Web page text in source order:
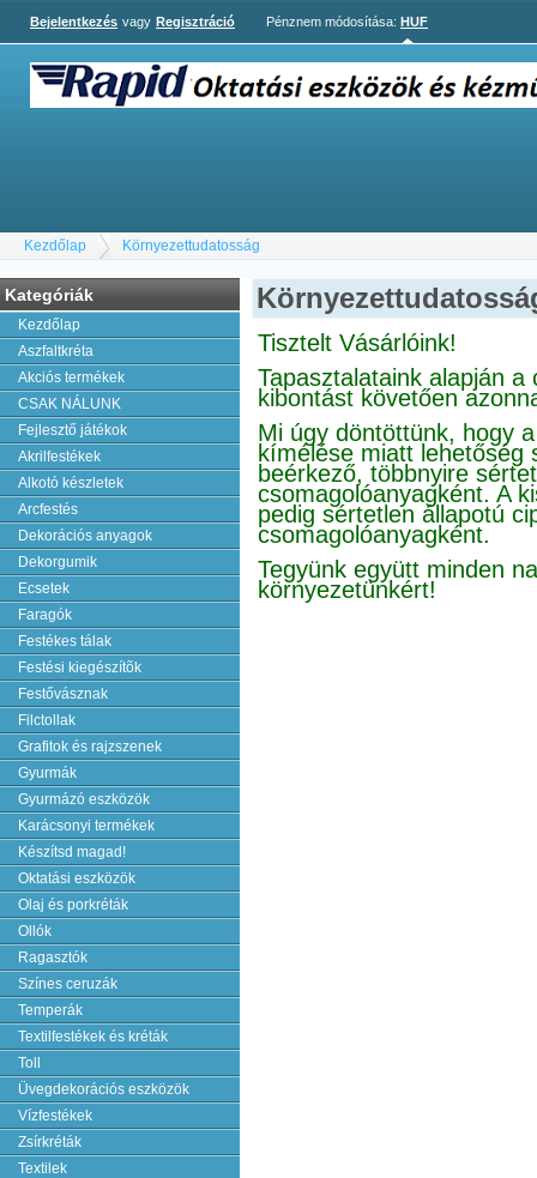
Bejelentkezés vagy Regisztráció Pénznem módosítása: HUF
Kezdőlap Környezettudatosság
Kategóriák
Kezdőlap
Aszfaltkréta
Akciós termékek
CSAK NÁLUNK
Fejlesztő játékok
Akrilfestékek
Alkotó készletek
Arcfestés
Dekorációs anyagok
Dekorgumik
Ecsetek
Faragók
Festékes tálak
Festési kiegészítõk
Festővásznak
Filctollak
Grafitok és rajzszenek
Gyurmák
Gyurmázó eszközök
Karácsonyi termékek
Készítsd magad!
Oktatási eszközök
Olaj és porkréták
Ollók
Ragasztók
Színes ceruzák
Temperák
Textilfestékek és kréták
Toll
Üvegdekorációs eszközök
Vízfestékek
Zsírkréták
Textilek
Tisztelt Vásárlóink!
Tapasztalataink alapján
kibontást követően
Mi úgy döntöttünk, hogy
kímélése miatt lehetőség
beérkező, többnyire
csomagolóanyagként. A
pedig sértetlen állapotú
csomagolóanyagként.
Tegyünk együtt minden
környezetünkért!